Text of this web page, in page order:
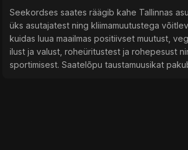
Seekordses saates räägib kahe Tallinnas
üks asutajatest ning kliimamuutustega
kuidas luua maailmas positiivset muutust,
ilust ja valust, roheüritustest ja rohepesust
sportimisest. Saatelõpu taustamuusikat